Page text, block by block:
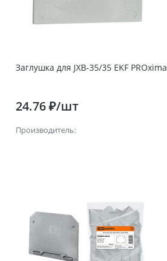
Заглушка для JXB-35/35 EKF PROxima
24.76 ₽/шт
Производитель: